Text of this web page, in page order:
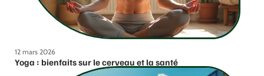
12 mars 2026
Yoga : bienfaits sur le cerveau et la santé